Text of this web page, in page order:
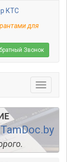
КТС
для
Звонок